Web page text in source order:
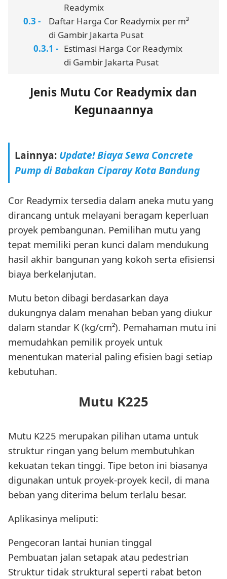
Readymix
Daftar Harga Cor Readymix per m³
di Gambir Jakarta Pusat
Estimasi Harga Cor Readymix
di Gambir Jakarta Pusat
Jenis Mutu Cor Readymix dan
Kegunaannya
Lainnya: Update! Biaya Sewa Concrete
Pump di Babakan Ciparay Kota Bandung
Cor Readymix tersedia dalam aneka mutu yang
dirancang untuk melayani beragam keperluan
proyek pembangunan. Pemilihan mutu yang
tepat memiliki peran kunci dalam mendukung
hasil akhir bangunan yang kokoh serta efisiensi
biaya berkelanjutan.
Mutu beton dibagi berdasarkan daya
dukungnya dalam menahan beban yang diukur
dalam standar K (kg/cm²). Pemahaman mutu ini
memudahkan pemilik proyek untuk
menentukan material paling efisien bagi setiap
kebutuhan.
Mutu K225
Mutu K225 merupakan pilihan utama untuk
struktur ringan yang belum membutuhkan
kekuatan tekan tinggi. Tipe beton ini biasanya
digunakan untuk proyek-proyek kecil, di mana
beban yang diterima belum terlalu besar.
Aplikasinya meliputi:
Pengecoran lantai hunian tinggal
Pembuatan jalan setapak atau pedestrian
Struktur tidak struktural seperti rabat beton